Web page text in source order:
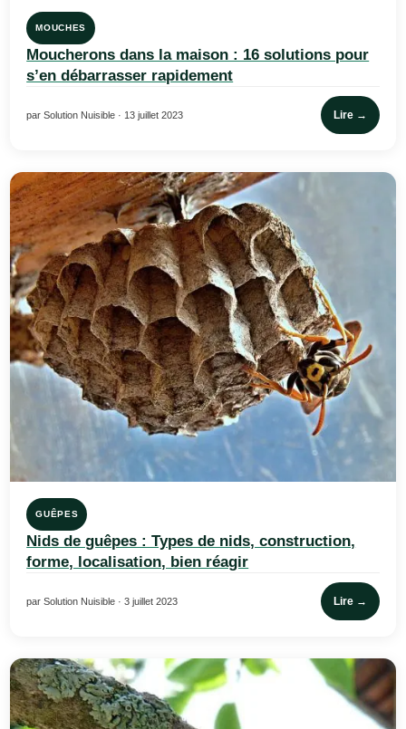
MOUCHES
Moucherons dans la maison : 16 solutions pour
s’en débarrasser rapidement
par Solution Nuisible · 13 juillet 2023 Lire →
GUÊPES
Nids de guêpes : Types de nids, construction,
forme, localisation, bien réagir
par Solution Nuisible · 3 juillet 2023 Lire →